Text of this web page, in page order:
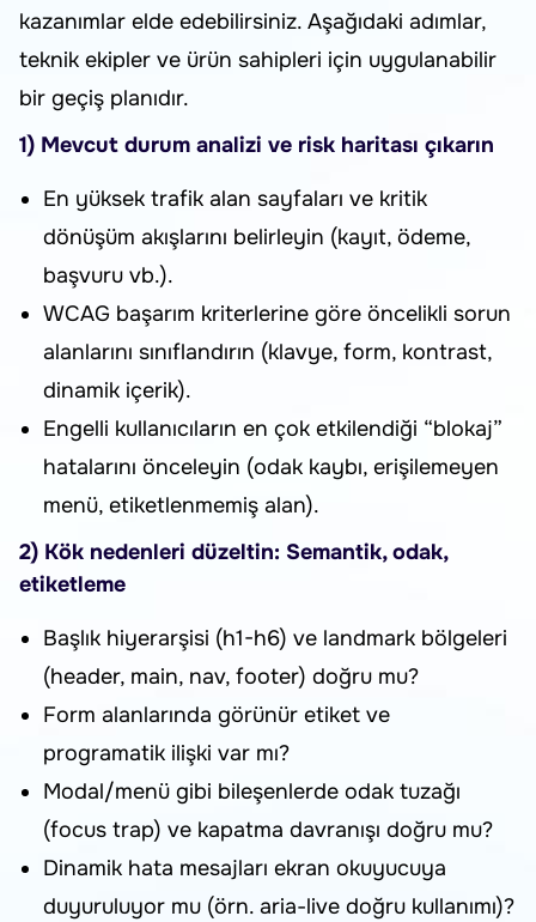
kazanımlar elde edebilirsiniz. Aşağıdaki adımlar,
teknik ekipler ve ürün sahipleri için uygulanabilir
bir geçiş planıdır.
1) Mevcut durum analizi ve risk haritası çıkarın
En yüksek trafik alan sayfaları ve kritik
dönüşüm akışlarını belirleyin (kayıt, ödeme,
başvuru vb.).
WCAG başarım kriterlerine göre öncelikli sorun
alanlarını sınıflandırın (klavye, form, kontrast,
dinamik içerik).
Engelli kullanıcıların en çok etkilendiği “blokaj”
hatalarını önceleyin (odak kaybı, erişilemeyen
menü, etiketlenmemiş alan).
2) Kök nedenleri düzeltin: Semantik, odak,
etiketleme
Başlık hiyerarşisi (h1-h6) ve landmark bölgeleri
(header, main, nav, footer) doğru mu?
Form alanlarında görünür etiket ve
programatik ilişki var mı?
Modal/menü gibi bileşenlerde odak tuzağı
(focus trap) ve kapatma davranışı doğru mu?
Dinamik hata mesajları ekran okuyucuya
duyuruluyor mu (örn. aria-live doğru kullanımı)?